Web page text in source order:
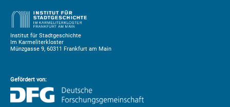
Institut für Stadtgeschichte
Im Karmeliterkloster
Münzgasse 9, 60311 Frankfurt am Main
Gefördert von: